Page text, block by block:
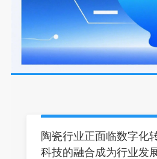
陶瓷行业正面临数字化
科技的融合成为行业发